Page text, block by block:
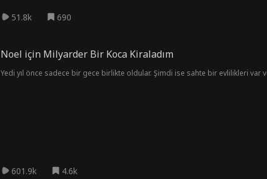
51.8k 690
Noel için Milyarder Bir Koca Kiraladım
Yedi yıl önce sadece bir gece birlikte oldular. Şimdi ise sahte bir evlilikleri var
601.9k 4.6k